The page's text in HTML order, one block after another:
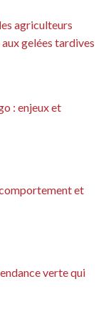
agriculteurs
gelées tardives
: enjeux et
et
verte qui